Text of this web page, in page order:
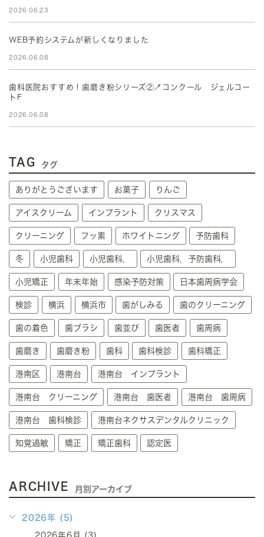
2026.06.23
WEB予約システムが新しくなりました
2026.06.08
歯科医院おすすめ！歯磨き粉シリーズ②🪥コンクール ジェルコー
トF
2026.06.08
TAG タグ
ありがとうございます お菓子 りんご
アイスクリーム インプラント クリスマス
クリーニング フッ素 ホワイトニング 予防歯科
冬 小児歯科 小児歯科， 小児歯科，予防歯科，
小児矯正 年末年始 感染予防対策 日本歯周病学会
検診 横浜 横浜市 歯がしみる 歯のクリーニング
歯の着色 歯ブラシ 歯並び 歯医者 歯周病
歯磨き 歯磨き粉 歯科 歯科検診 歯科矯正
港南区 港南台 港南台 インプラント
港南台 クリーニング 港南台 歯医者 港南台 歯周病
港南台 歯科検診 港南台ネクサスデンタルクリニック
知覚過敏 矯正 矯正歯科 認定医
ARCHIVE 月別アーカイブ
2026年 (5)
2026年6月 (3)